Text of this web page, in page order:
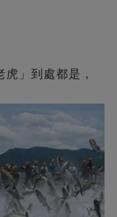
」到處都是，